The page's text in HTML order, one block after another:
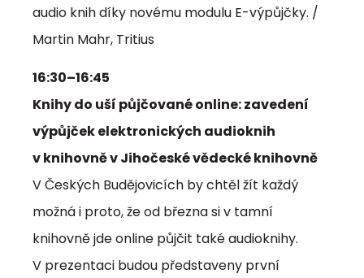
audio knih díky novému modulu E-výpůjčky. /
Martin Mahr, Tritius
16:30–16:45
Knihy do uší půjčované online: zavedení
výpůjček elektronických audioknih
v knihovně v Jihočeské vědecké knihovně
V Českých Budějovicích by chtěl žít každý
možná i proto, že od března si v tamní
knihovně jde online půjčit také audioknihy.
V prezentaci budou představeny první